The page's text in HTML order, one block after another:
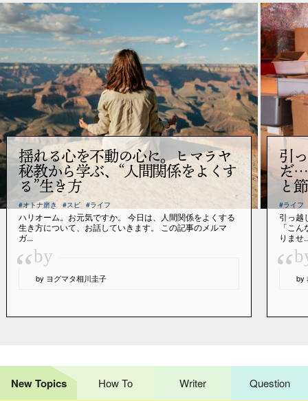
揺れる心を不動の心に。ヒマラヤ
秘教から学ぶ、“人間関係をよくす
る”生き方
#オトナ磨き #スピ #ライフ
ハリオーム。お元気ですか。 今日は、人間関係をよくする
生き方について、お話していきます。 この記事のメルマ
ガ...
“by
by ヨグマタ相川圭子
引
だ…
と
#ライフ
引っ越
「こ
りませ
“ by
New Topics How To Writer Question